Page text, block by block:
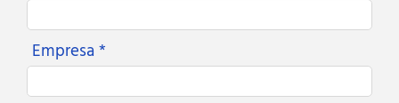
Empresa *